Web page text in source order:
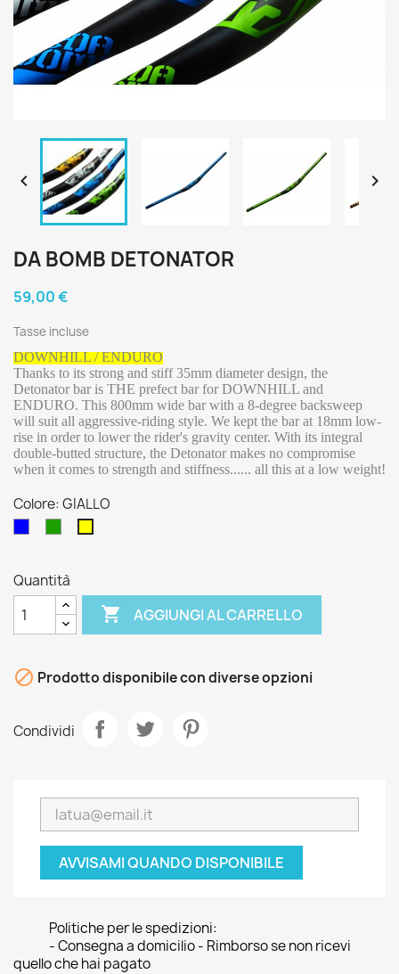
 
DA BOMB DETONATOR
59,00 €
Tasse incluse
DOWNHILL / ENDURO
Thanks to its strong and stiff 35mm diameter design, the
Detonator bar is THE prefect bar for DOWNHILL and
ENDURO. This 800mm wide bar with a 8-degree backsweep
will suit all aggressive-riding style. We kept the bar at 18mm low-
rise in order to lower the rider's gravity center. With its integral
double-butted structure, the Detonator makes no compromise
when it comes to strength and stiffness...... all this at a low weight!
Colore: GIALLO
Quantità
 AGGIUNGI AL CARRELLO
 Prodotto disponibile con diverse opzioni
Condividi
AVVISAMI QUANDO DISPONIBILE
Politiche per le spedizioni:
- Consegna a domicilio - Rimborso se non ricevi
quello che hai pagato